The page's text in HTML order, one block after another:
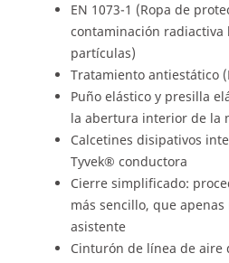
EN 1073-1 (Ropa de
contaminación radiactiva
partículas)
Tratamiento antiestático
Puño elástico y presilla
la abertura interior de la
Calcetines disipativos
Tyvek® conductora
Cierre simplificado:
más sencillo, que
asistente
Cinturón de línea de aire